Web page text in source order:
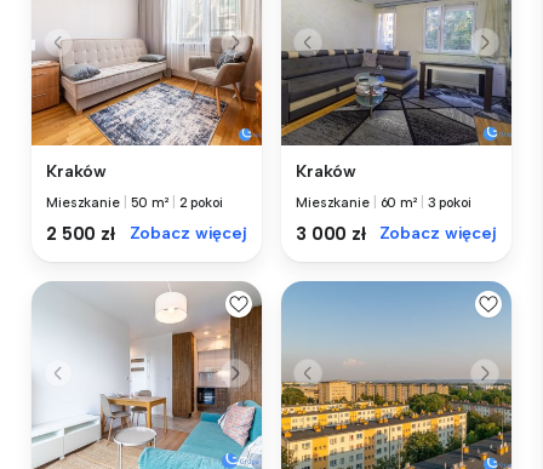
Kraków
Mieszkanie 50 m² 2 pokoi
2 500 zł Zobacz więcej
Kraków
Mieszkanie 60 m² 3 pokoi
3 000 zł Zobacz więcej